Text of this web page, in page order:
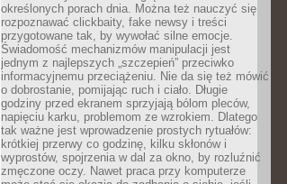
określonych porach dnia. Można też nauczyć się
rozpoznawać clickbaity, fake newsy i treści
przygotowane tak, by wywołać silne emocje.
Świadomość mechanizmów manipulacji jest
jednym z najlepszych „szczepień” przeciwko
informacyjnemu przeciążeniu. Nie da się też mówić
o dobrostanie, pomijając ruch i ciało. Długie
godziny przed ekranem sprzyjają bólom pleców,
napięciu karku, problemom ze wzrokiem. Dlatego
tak ważne jest wprowadzenie prostych rytuałów:
krótkiej przerwy co godzinę, kilku skłonów i
wyprostów, spojrzenia w dal za okno, by rozluźnić
zmęczone oczy. Nawet praca przy komputerze